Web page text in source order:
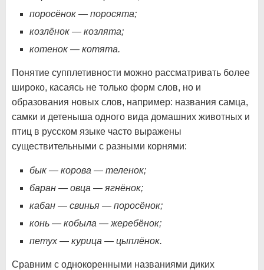
поросёнок — поросята;
козлёнок — козлята;
котенок — котята.
Понятие супплетивности можно рассматривать более
широко, касаясь не только форм слов, но и
образования новых слов, например: названия самца,
самки и детеныша одного вида домашних животных и
птиц в русском языке часто выражены
существительными с разными корнями:
бык — корова — теленок;
баран — овца — ягнёнок;
кабан — свинья — поросёнок;
конь — кобыла — жеребёнок;
петух — курица — цыплёнок.
Сравним с однокоренными названиями диких